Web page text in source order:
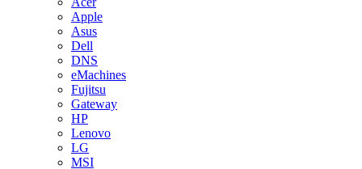
Apple
Asus
Dell
DNS
eMachines
Fujitsu
Gateway
HP
Lenovo
LG
MSI